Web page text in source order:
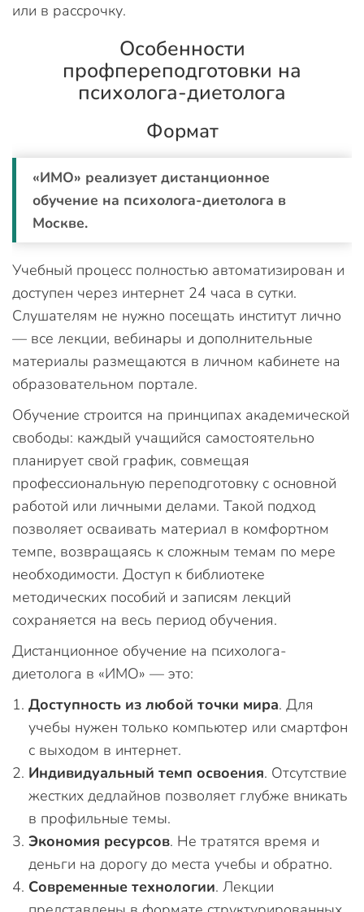
или в рассрочку.
Особенности
профпереподготовки на
психолога-диетолога
Формат
«ИМО» реализует дистанционное
обучение на психолога-диетолога в
Москве.
Учебный процесс полностью автоматизирован и
доступен через интернет 24 часа в сутки.
Слушателям не нужно посещать институт лично
— все лекции, вебинары и дополнительные
материалы размещаются в личном кабинете на
образовательном портале.
Обучение строится на принципах академической
свободы: каждый учащийся самостоятельно
планирует свой график, совмещая
профессиональную переподготовку с основной
работой или личными делами. Такой подход
позволяет осваивать материал в комфортном
темпе, возвращаясь к сложным темам по мере
необходимости. Доступ к библиотеке
методических пособий и записям лекций
сохраняется на весь период обучения.
Дистанционное обучение на психолога-
диетолога в «ИМО» — это:
Доступность из любой точки мира. Для
учебы нужен только компьютер или смартфон
с выходом в интернет.
Индивидуальный темп освоения. Отсутствие
жестких дедлайнов позволяет глубже вникать
в профильные темы.
Экономия ресурсов. Не тратятся время и
деньги на дорогу до места учебы и обратно.
Современные технологии. Лекции